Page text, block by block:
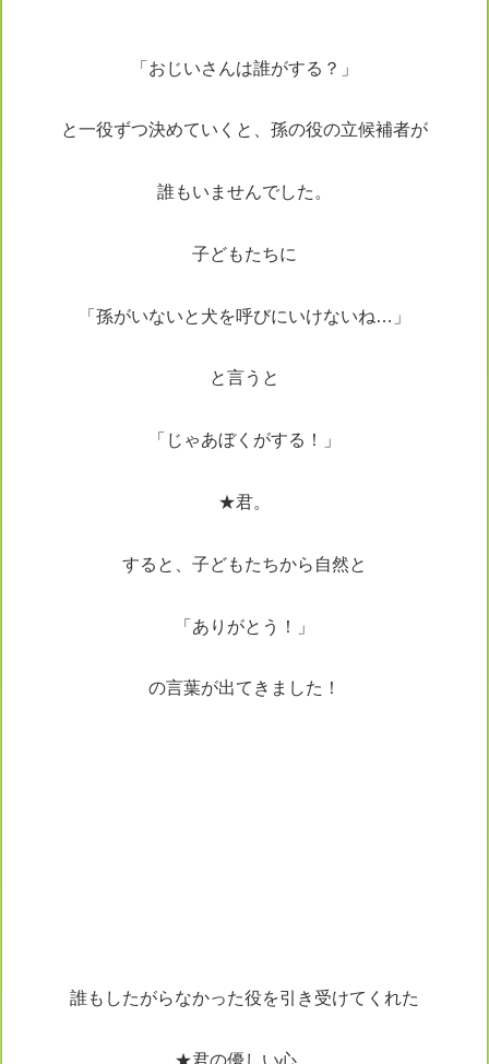
「おじいさんは誰がする？」
と一役ずつ決めていくと、孫の役の立候補者が
誰もいませんでした。
子どもたちに
「孫がいないと犬を呼びにいけないね…」
と言うと
「じゃあぼくがする！」
★君。
すると、子どもたちから自然と
「ありがとう！」
の言葉が出てきました！
誰もしたがらなかった役を引き受けてくれた